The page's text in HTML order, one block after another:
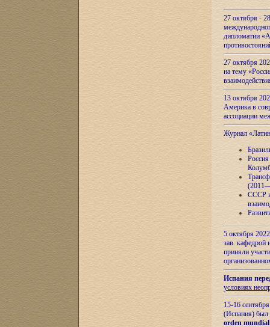
27 октября -
дипломатии
27 октября
на тему
13 октября
Америка в
ассоциации
Журнал
СССР и
5 октября
зав.
приняли
Испания
условиях
15-16
(Испания) был
orden